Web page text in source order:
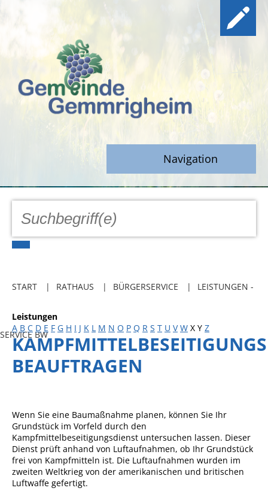
Navigation
GEMEINDE
Freibadkarten
Social Media
Parkraumkonzept
Ladeinfrastruktur
Kindertageseinrichtungen
Schulkindbetreuung
Grundschule
Mensa
START RATHAUS BÜRGERSERVICE LEISTUNGEN -
SERVICE BW
Leistungen
A B C D E F G H I J K L M N O P Q R S T U V W X Y Z
BEAUFTRAGEN
Wenn Sie eine Baumaßnahme planen, können Sie Ihr
Grundstück im Vorfeld durch den
Kampfmittelbeseitigungsdienst untersuchen lassen. Dieser
Dienst prüft anhand von Luftaufnahmen, ob Ihr Grundstück
frei von Kampfmitteln ist. Die Luftaufnahmen wurden im
zweiten Weltkrieg von der amerikanischen und britischen
Luftwaffe gefertigt.